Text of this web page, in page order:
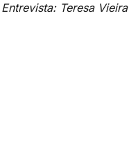
Entrevista: Teresa Vieira